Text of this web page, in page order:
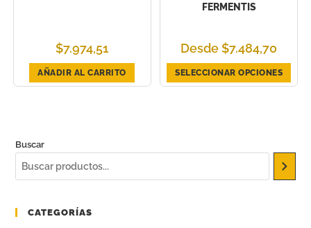
$7.974,51
AÑADIR AL CARRITO
FERMENTIS
Desde $7.484,70
SELECCIONAR OPCIONES
Buscar
CATEGORÍAS